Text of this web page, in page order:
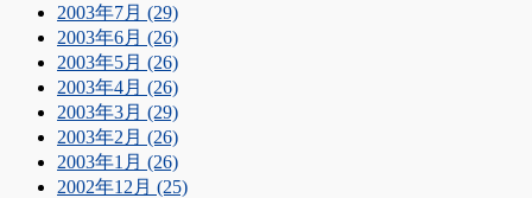
2003年7月 (29)
2003年6月 (26)
2003年5月 (26)
2003年4月 (26)
2003年3月 (29)
2003年2月 (26)
2003年1月 (26)
2002年12月 (25)